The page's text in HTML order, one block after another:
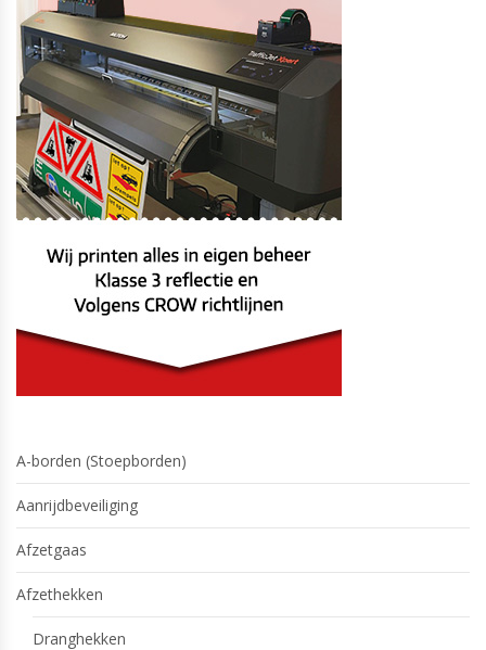
A-borden (Stoepborden)
Aanrijdbeveiliging
Afzetgaas
Afzethekken
Dranghekken